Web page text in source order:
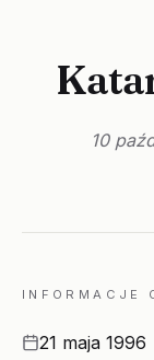
10
INFORMACJE
Data21 maja 1996